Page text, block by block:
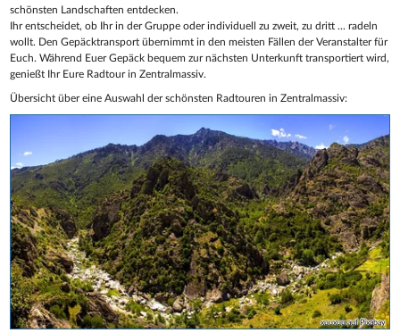
xuuxuu auf Pixabay
schönsten Landschaften entdecken.
Ihr entscheidet, ob Ihr in der Gruppe oder individuell zu zweit, zu dritt ... radeln
wollt. Den Gepäcktransport übernimmt in den meisten Fällen der Veranstalter für
Euch. Während Euer Gepäck bequem zur nächsten Unterkunft transportiert wird,
genießt Ihr Eure Radtour in Zentralmassiv.
Übersicht über eine Auswahl der schönsten Radtouren in Zentralmassiv: